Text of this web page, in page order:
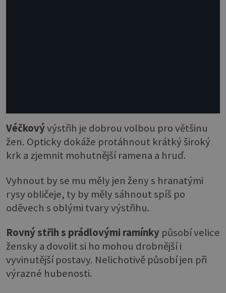
Véčkovývýstřih je dobrou volbou pro většinu
žen. Opticky dokáže protáhnout krátký široký
krk a zjemnit mohutnější ramena a hruď.
Vyhnout by se mu měly jen ženy s hranatými
rysy obličeje, ty by měly sáhnout spíš po
oděvech s oblými tvary výstřihu.
Rovný střih s prádlovými ramínky působí velice
žensky a dovolit si ho mohou drobnější i
vyvinutější postavy. Nelichotivě působí jen při
výrazné hubenosti.